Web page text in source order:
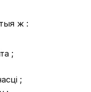
ж :
;
;